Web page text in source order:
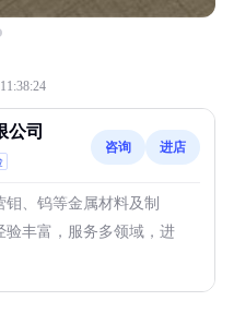
公司
咨询 进店
、钨等金属材料及制
验丰富，服务多领域，进